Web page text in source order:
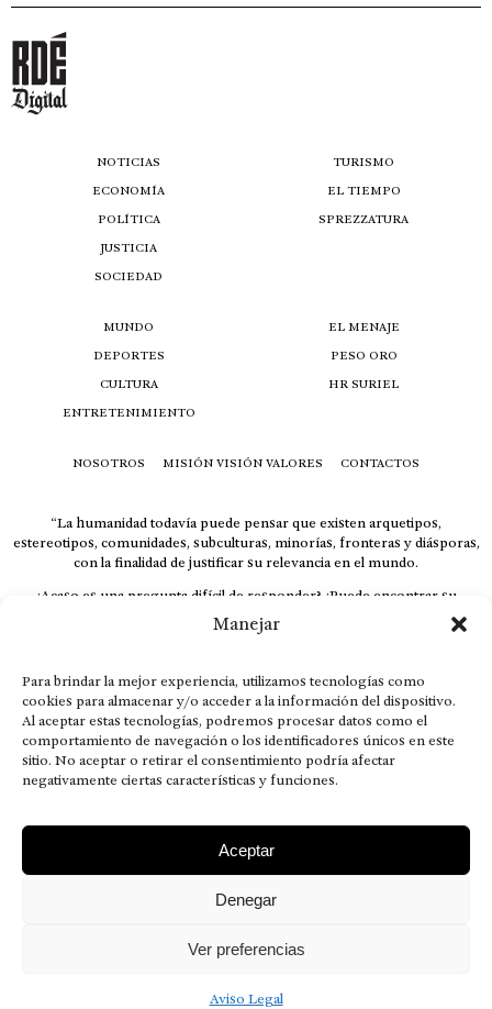
Manejar
Para brindar la mejor experiencia, utilizamos tecnologías como
cookies para almacenar y/o acceder a la información del dispositivo.
Al aceptar estas tecnologías, podremos procesar datos como el
comportamiento de navegación o los identificadores únicos en este
sitio. No aceptar o retirar el consentimiento podría afectar
negativamente ciertas características y funciones.
Aceptar
Denegar
Ver preferencias
Aviso Legal
NOTICIAS
ECONOMÍA
POLÍTICA
JUSTICIA
SOCIEDAD
TURISMO
EL TIEMPO
SPREZZATURA
MUNDO
DEPORTES
CULTURA
ENTRETENIMIENTO
EL MENAJE
PESO ORO
HR SURIEL
NOSOTROS MISIÓN VISIÓN VALORES CONTACTOS
“La humanidad todavía puede pensar que existen arquetipos,
estereotipos, comunidades, subculturas, minorías, fronteras y diásporas,
con la finalidad de justificar su relevancia en el mundo.
¿Acaso es una pregunta difícil de responder? ¿Puede encontrar su
respuesta al instante, otorgando al receptor cuestionado espacio y
velocidad suficiente para responder correctamente? De no ser así, el que
El concepto de familia no está limitado exclusivamente a la sangre; seres
que surgen en nuestro diario vivir suelen pesar más que los
emparentados. Más bien, el apego de estas dos versiones de seres
queridos mueve ideales provenientes de sus vivencias.
This is for nuestra gente.” – HRSuriel
MISIÓN VISIÓN VALORES
CONTACTOS
2026 RDÉ Digital, todos los derechos reservados.